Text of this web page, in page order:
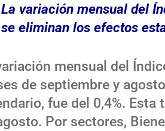
La variación mensual del
se eliminan los efectos
mensual del
de septiembre y
fue del 0,4%.
Por sectores,